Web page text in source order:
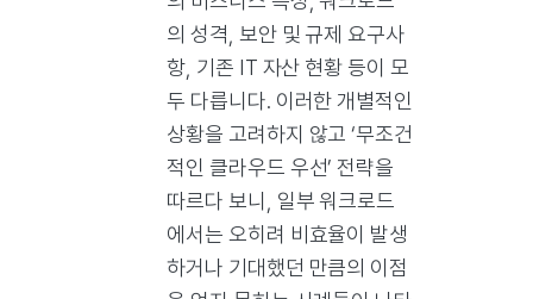
의 성격, 보안 및 규제 요구사
항, 기존 IT 자산 현황 등이 모
두 다릅니다. 이러한 개별적인
상황을 고려하지 않고 ‘무조건
적인 클라우드 우선’ 전략을
따르다 보니, 일부 워크로드
에서는 오히려 비효율이 발생
하거나 기대했던 만큼의 이점